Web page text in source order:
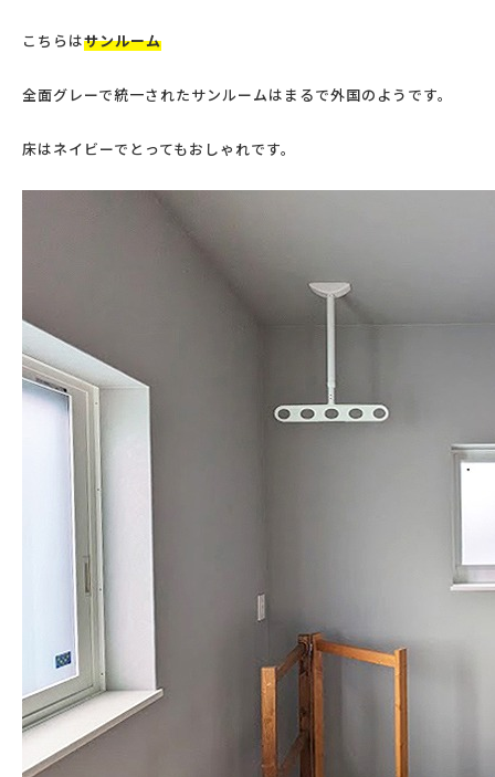
こちらはサンルーム
全面グレーで統一されたサンルームはまるで外国のようです。
床はネイビーでとってもおしゃれです。